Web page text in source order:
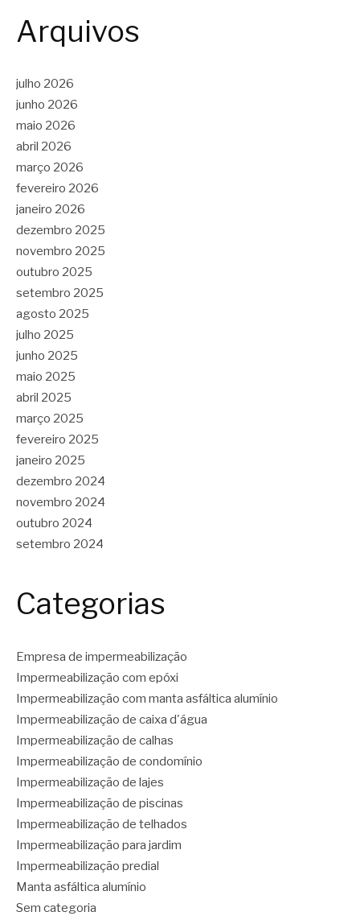
Arquivos
julho 2026
junho 2026
maio 2026
abril 2026
março 2026
fevereiro 2026
janeiro 2026
dezembro 2025
novembro 2025
outubro 2025
setembro 2025
agosto 2025
julho 2025
junho 2025
maio 2025
abril 2025
março 2025
fevereiro 2025
janeiro 2025
dezembro 2024
novembro 2024
outubro 2024
setembro 2024
Categorias
Empresa de impermeabilização
Impermeabilização com epóxi
Impermeabilização com manta asfáltica alumínio
Impermeabilização de caixa d'água
Impermeabilização de calhas
Impermeabilização de condomínio
Impermeabilização de lajes
Impermeabilização de piscinas
Impermeabilização de telhados
Impermeabilização para jardim
Impermeabilização predial
Manta asfáltica alumínio
Sem categoria